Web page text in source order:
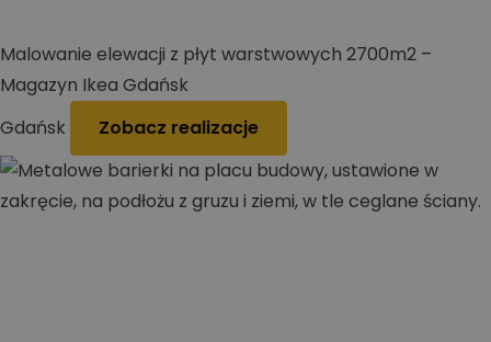
Malowanie elewacji z płyt warstwowych 2700m2 –
Magazyn Ikea Gdańsk
Gdańsk
Zobacz realizacje